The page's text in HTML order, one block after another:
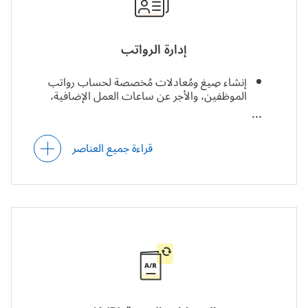
إدارة الرواتب
إنشاء صِيغ ومُعادلات مُخصصة لحساب رواتب
الموظفين، والأجر عن ساعات العمل الإضافية،
والمكافآت، والعُمولات، والخصومات، وغير ذلك.
الرواتب ودفتر الأستاذ العام.
جداول زمنية قابلة للتخصيص بشأن عمليات الدفع
قراءة جميع العناصر